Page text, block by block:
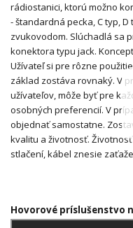
rádiostanici, ktorú možno
- štandardná pecka, C typ,
zvukovodom. Slúchadlá sa
konektora typu jack.
Užívateľ si pre rôzne
základ zostáva rovnaký. V
užívateľov, môže byť pre
osobných preferencií. V
objednať samostatne.
kvalitu a životnosť.
stlačení, kábel znesie
Hovorové príslušenstvo